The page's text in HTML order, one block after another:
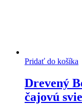
Pridať do košíka
Drevený
čajovú